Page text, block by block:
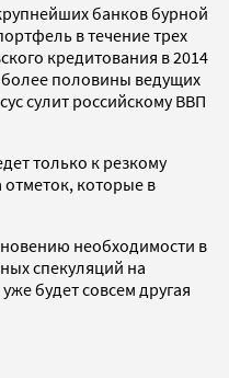
банков бурной
в течение трех
кредитования в 2014
более половины ведущих
сулит российскому ВВП
только к резкому
которые в
необходимости в
спекуляций на
будет совсем другая